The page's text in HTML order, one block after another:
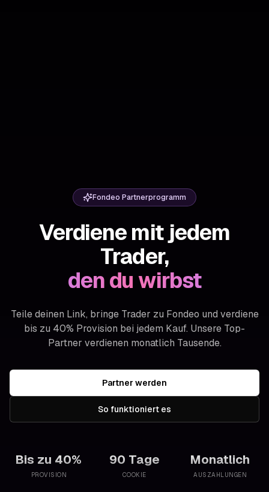
Fondeo Partnerprogramm
Verdiene mit jedem
Trader,
den du wirbst
Teile deinen Link, bringe Trader zu Fondeo und verdiene
bis zu 40% Provision bei jedem Kauf. Unsere Top-
Partner verdienen monatlich Tausende.
Partner werden
So funktioniert es
Bis zu 40%
PROVISION
90 Tage
COOKIE
Monatlich
AUSZAHLUNGEN